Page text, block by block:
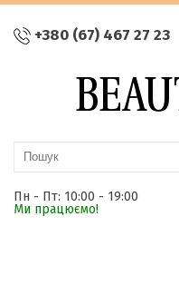
+380 (67) 467 27 23
Пн - Пт: 10:00 - 19:00
Ми працюємо!